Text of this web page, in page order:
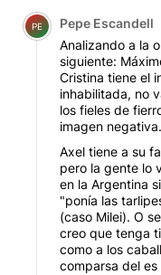
Comentario de Pepe
PE Pepe Escandell
Analizando a la
siguiente:
Cristina tiene el
inhabilitada, no
los fieles de
imagen negativa.
Axel tiene a su
pero la gente lo
en la Argentina
"ponía las
(caso Milei). O
creo que tenga
como a los
comparsa del